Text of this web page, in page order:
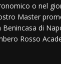
o nel
Master
Benincasa di
Rosso